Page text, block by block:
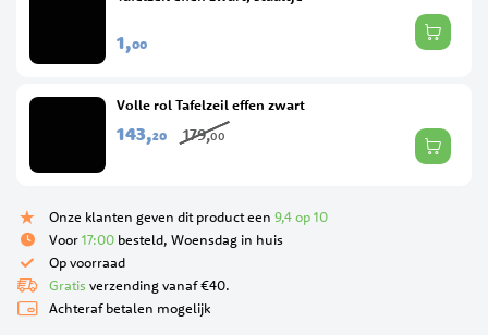
1,00
Volle rol Tafelzeil effen zwart
143,20 179,00
Onze klanten geven dit product een 9,4 op 10
Voor17:00 besteld, Woensdag in huis
Op voorraad
Gratis verzending vanaf €40.
Achteraf betalen mogelijk